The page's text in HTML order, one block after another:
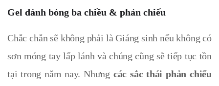
Gel đánh bóng ba chiều & phản chiếu
Chắc chắn sẽ không phải là Giáng sinh nếu không có
sơn móng tay lấp lánh và chúng cũng sẽ tiếp tục tồn
tại trong năm nay. Nhưng các sắc thái phản chiếu